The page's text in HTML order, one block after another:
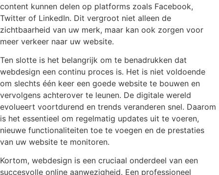
content kunnen delen op platforms zoals Facebook,
Twitter of LinkedIn. Dit vergroot niet alleen de
zichtbaarheid van uw merk, maar kan ook zorgen voor
meer verkeer naar uw website.
Ten slotte is het belangrijk om te benadrukken dat
webdesign een continu proces is. Het is niet voldoende
om slechts één keer een goede website te bouwen en
vervolgens achterover te leunen. De digitale wereld
evolueert voortdurend en trends veranderen snel. Daarom
is het essentieel om regelmatig updates uit te voeren,
nieuwe functionaliteiten toe te voegen en de prestaties
van uw website te monitoren.
Kortom, webdesign is een cruciaal onderdeel van een
succesvolle online aanwezigheid. Een professioneel